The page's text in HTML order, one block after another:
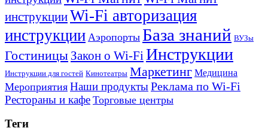
инструкцииWi-Fi авторизация
инструкции Аэропорты База знаний ВУЗы
Гостиницы Закон о Wi-Fi Инструкции
Инструкции для гостей Кинотеатры Маркетинг Медицина
Мероприятия Наши продуктыРеклама по Wi-Fi
Рестораны и кафе Торговые центры
Теги